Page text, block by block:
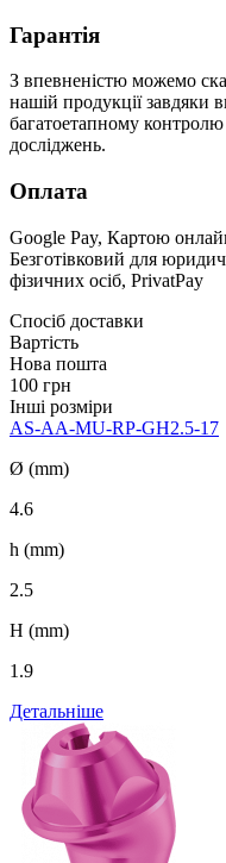
Гарантія
З впевненістю можемо
нашій продукції завдяки
багатоетапному контролю
досліджень.
Оплата
Google Pay, Картою
Безготівковий для
фізичних осіб, PrivatPay
Спосіб доставки
Вартість
Нова пошта
100 грн
Інші розміри
AS-AA-MU-RP-GH2.5-17
Ø (mm)
4.6
h (mm)
2.5
H (mm)
1.9
Детальніше